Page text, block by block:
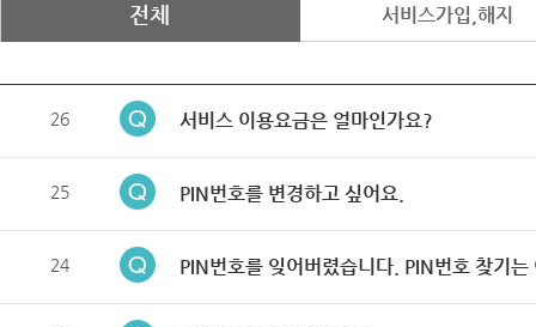
전체 서비스가입,해지
26 서비스 이용요금은 얼마인가요?
25 PIN번호를 변경하고 싶어요.
24 PIN번호를 잊어버렸습니다. PIN번호 찾기는